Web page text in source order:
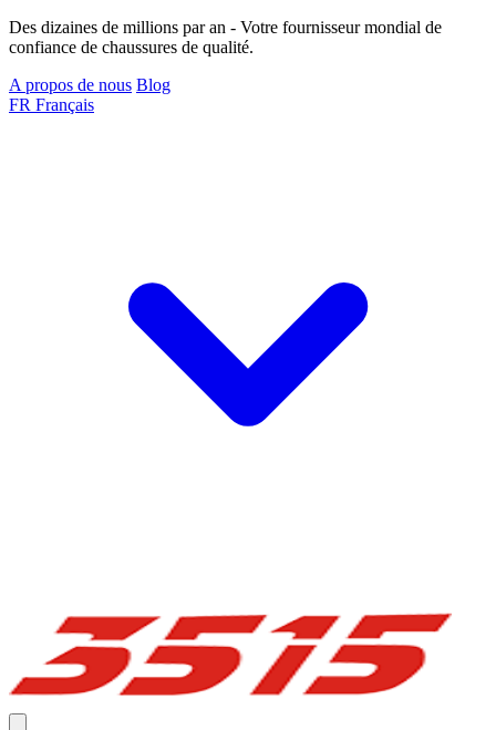
Des dizaines de millions par an - Votre fournisseur mondial de
confiance de chaussures de qualité.
A propos de nous Blog
FR Français